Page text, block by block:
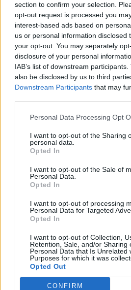
section to confirm your selection.
opt-out request is processed you
interest-based ads based on
us or personal information disclosed
your opt-out. You may separately
disclosure of your personal
IAB’s list of downstream
also be disclosed by us to third
Downstream Participants that may
Personal Data Processing Opt
I want to opt-out of the Sharing
personal data.
Opted In
I want to opt-out of the Sale of
Personal Data.
Opted In
I want to opt-out of processing
Personal Data for Targeted
Opted In
I want to opt-out of Collection,
Retention, Sale, and/or Sharing
Personal Data that Is Unrelated
Purposes for which it was
Opted Out
CONFIRM
Eladó:
Cím:
Kft.
1055
Telefon:
bútorok, szőnyegek, üveg, porcelán és
néprajzi tárgyak értékesítése és
gyűjtemények árverezése. Ingyenes
a tárgyfelvétel folyamatos.
GALÉRIA TOVÁBBI
KAPCSOLÓDÓ MŰTÁRGYAK